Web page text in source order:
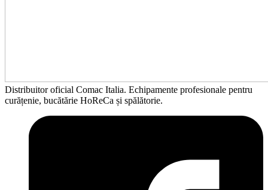
Distribuitor oficial Comac Italia. Echipamente profesionale pentru
curățenie, bucătărie HoReCa și spălătorie.